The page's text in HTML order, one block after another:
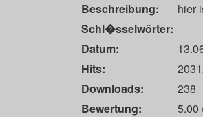
Beschreibung:
hier
Schl�sselwörter:
Datum:
Hits:
Downloads:
238
Bewertung:
5.00